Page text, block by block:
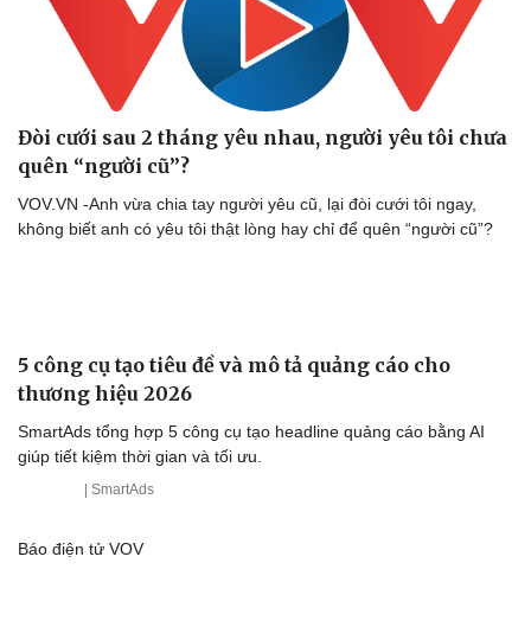
Đòi cưới sau 2 tháng yêu nhau, người yêu tôi chưa
quên “người cũ”?
VOV.VN -Anh vừa chia tay người yêu cũ, lại đòi cưới tôi ngay,
không biết anh có yêu tôi thật lòng hay chỉ để quên “người cũ”?
5 công cụ tạo tiêu đề và mô tả quảng cáo cho
thương hiệu 2026
SmartAds tổng hợp 5 công cụ tạo headline quảng cáo bằng AI
giúp tiết kiệm thời gian và tối ưu.
| SmartAds
Báo điện tử VOV